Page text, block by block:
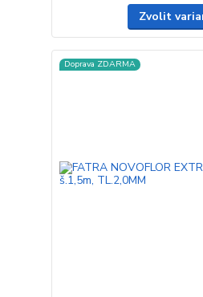
Zvolit
Doprava ZDARMA